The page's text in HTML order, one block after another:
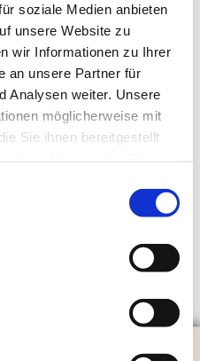
soziale Medien anbieten
unsere Website zu
wir Informationen zu Ihrer
an unsere Partner für
Analysen weiter. Unsere
möglicherweise mit
Sie ihnen bereitgestellt